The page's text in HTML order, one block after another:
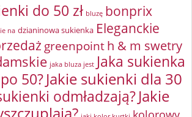
do 50 zł bluzę bonprix
na dzianinowa sukienka Eleganckie
greenpointh & m swetry
jaka bluza jest Jaka sukienka
50?Jakie sukienki dla 30
odmładzają?Jakie